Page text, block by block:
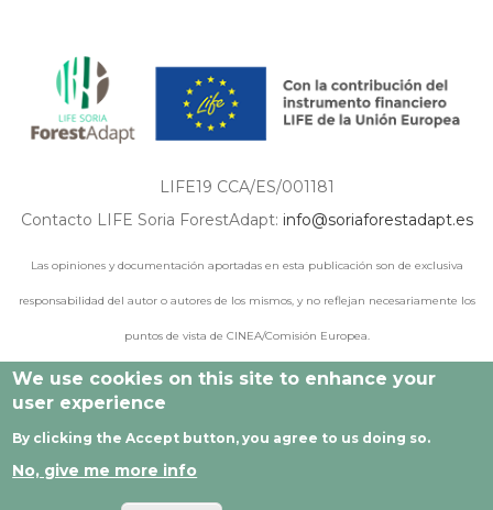
LIFE19 CCA/ES/001181
Contacto LIFE Soria ForestAdapt: info@soriaforestadapt.es
Las opiniones y documentación aportadas en esta publicación son de exclusiva
responsabilidad del autor o autores de los mismos, y no reflejan necesariamente los
puntos de vista de CINEA/Comisión Europea.
We use cookies on this site to enhance your
user experience
By clicking the Accept button, you agree to us doing so.
No, give me more info